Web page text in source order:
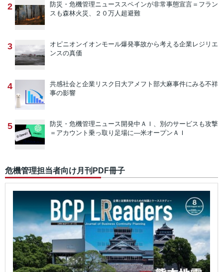
2 防災・危機管理ニューススペインが非常事態宣言＝フラン
スも森林火災、２０万人超避難
3 オピニオンイオンモール爆発事故から考える企業レジリエ
ンスの真価
4 共感社会と企業リスク 日大アメフト部大麻事件にみる不祥
事の影響
5 防災・危機管理ニュース開発中ＡＩ、別のサービスも攻撃
＝アカウント乗っ取り足場に―米オープンＡＩ
危機管理担当者向け月刊PDF冊子